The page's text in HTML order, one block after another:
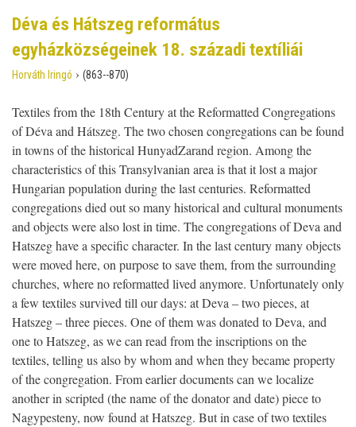
Déva és Hátszeg református
egyházközségeinek 18. századi textíliái
Horváth Iringó › (863--870)
Textiles from the 18th Century at the Reformatted Congregations
of Déva and Hátszeg. The two chosen congregations can be found
in towns of the historical HunyadZarand region. Among the
characteristics of this Transylvanian area is that it lost a major
Hungarian population during the last centuries. Reformatted
congregations died out so many historical and cultural monuments
and objects were also lost in time. The congregations of Deva and
Hatszeg have a specific character. In the last century many objects
were moved here, on purpose to save them, from the surrounding
churches, where no reformatted lived anymore. Unfortunately only
a few textiles survived till our days: at Deva – two pieces, at
Hatszeg – three pieces. One of them was donated to Deva, and
one to Hatszeg, as we can read from the inscriptions on the
textiles, telling us also by whom and when they became property
of the congregation. From earlier documents can we localize
another in scripted (the name of the donator and date) piece to
Nagypesteny, now found at Hatszeg. But in case of two textiles